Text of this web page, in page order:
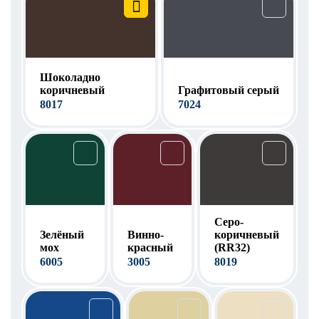
Шоколадно
коричневый
8017
Графитовый серый
7024
Зелёный
мох
6005
Винно-
красный
3005
Серо-
коричневый
(RR32)
8019